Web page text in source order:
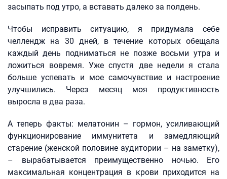
засыпать под утро, а вставать далеко за полдень.
Чтобы исправить ситуацию, я придумала себе
челлендж на 30 дней, в течение которых обещала
каждый день подниматься не позже восьми утра и
ложиться вовремя. Уже спустя две недели я стала
больше успевать и мое самочувствие и настроение
улучшились. Через месяц моя продуктивность
выросла в два раза.
А теперь факты: мелатонин – гормон, усиливающий
функционирование иммунитета и замедляющий
старение (женской половине аудитории – на заметку),
– вырабатывается преимущественно ночью. Его
максимальная концентрация в крови приходится на